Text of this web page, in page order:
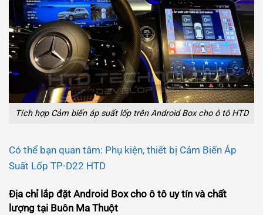
Tích hợp Cảm biến áp suất lốp trên Android Box cho ô tô HTD
Có thể bạn quan tâm: Phụ kiện, thiết bị Cảm Biến Áp
Suất Lốp TP-D22 HTD
Địa chỉ lắp đặt Android Box cho ô tô uy tín và chất
lượng tại Buôn Ma Thuột